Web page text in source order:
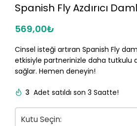
Spanish Fly Azdırıcı
569,00₺
Cinsel isteği artıran Spanish Fly
etkisiyle partnerinizle daha tutkulu
sağlar. Hemen deneyin!
3 Adet satıldı son 3 Saatte!
Kutu Seçin: